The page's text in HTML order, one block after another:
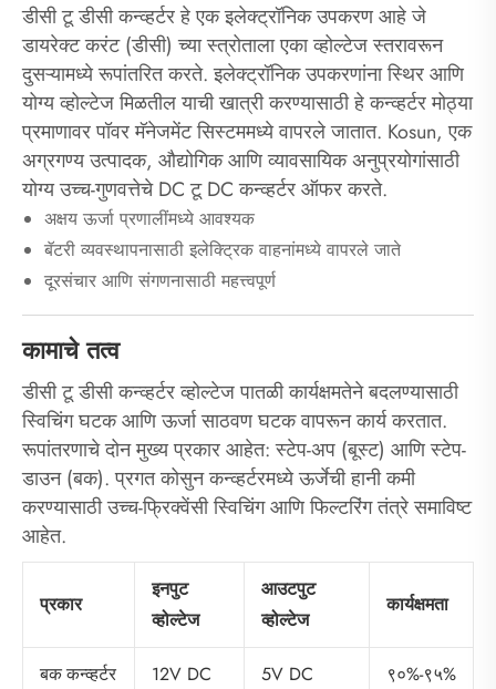
डीसी टू डीसी कन्व्हर्टर हे एक इलेक्ट्रॉनिक उपकरण आहे जे
डायरेक्ट करंट (डीसी) च्या स्त्रोताला एका व्होल्टेज स्तरावरून
दुसऱ्यामध्ये रूपांतरित करते. इलेक्ट्रॉनिक उपकरणांना स्थिर आणि
योग्य व्होल्टेज मिळतील याची खात्री करण्यासाठी हे कन्व्हर्टर मोठ्या
प्रमाणावर पॉवर मॅनेजमेंट सिस्टममध्ये वापरले जातात. Kosun, एक
अग्रगण्य उत्पादक, औद्योगिक आणि व्यावसायिक अनुप्रयोगांसाठी
योग्य उच्च-गुणवत्तेचे DC टू DC कन्व्हर्टर ऑफर करते.
अक्षय ऊर्जा प्रणालींमध्ये आवश्यक
बॅटरी व्यवस्थापनासाठी इलेक्ट्रिक वाहनांमध्ये वापरले जाते
दूरसंचार आणि संगणनासाठी महत्त्वपूर्ण
कामाचे तत्व
डीसी टू डीसी कन्व्हर्टर व्होल्टेज पातळी कार्यक्षमतेने बदलण्यासाठी
स्विचिंग घटक आणि ऊर्जा साठवण घटक वापरून कार्य करतात.
रूपांतरणाचे दोन मुख्य प्रकार आहेत: स्टेप-अप (बूस्ट) आणि स्टेप-
डाउन (बक). प्रगत कोसुन कन्व्हर्टरमध्ये ऊर्जेची हानी कमी
करण्यासाठी उच्च-फ्रिक्वेंसी स्विचिंग आणि फिल्टरिंग तंत्रे समाविष्ट
आहेत.
प्रकार
इनपुट
व्होल्टेज
आउटपुट
व्होल्टेज
कार्यक्षमता
बक कन्व्हर्टर 12V DC 5V DC ९०%-९५%